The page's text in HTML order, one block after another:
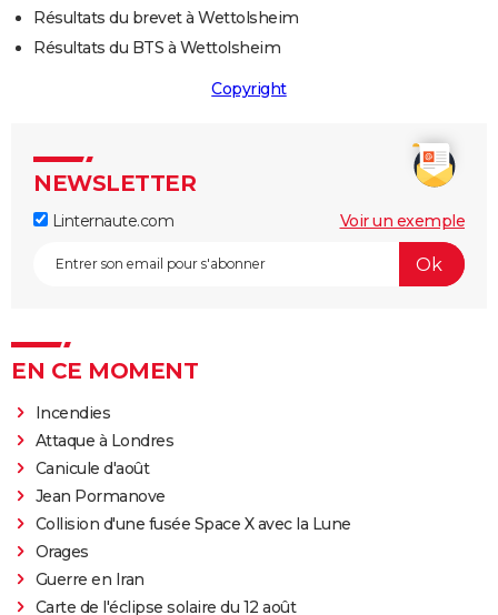
Résultats du brevet à Wettolsheim
Résultats du BTS à Wettolsheim
Copyright
NEWSLETTER
Linternaute.com Voir un exemple
EN CE MOMENT
Incendies
Attaque à Londres
Canicule d'août
Jean Pormanove
Collision d'une fusée Space X avec la Lune
Orages
Guerre en Iran
Carte de l'éclipse solaire du 12 août